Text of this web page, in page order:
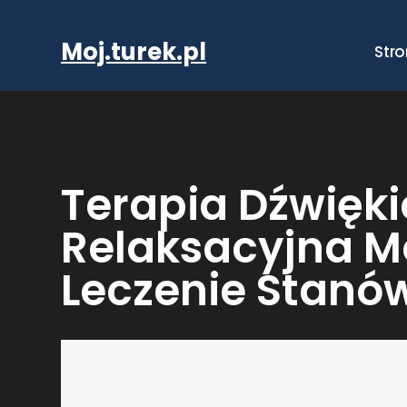
Moj.turek.pl
Terapia
Relaksacyjna
Leczenie